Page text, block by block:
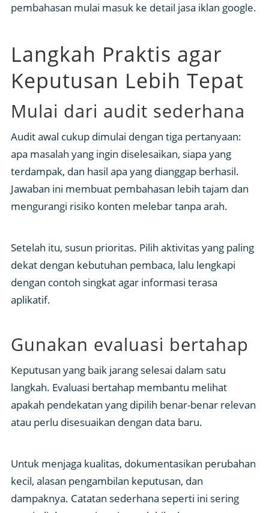
pembahasan mulai masuk ke detail jasa iklan google.
Langkah Praktis agar
Keputusan Lebih Tepat
Mulai dari audit sederhana
Audit awal cukup dimulai dengan tiga pertanyaan:
apa masalah yang ingin diselesaikan, siapa yang
terdampak, dan hasil apa yang dianggap berhasil.
Jawaban ini membuat pembahasan lebih tajam dan
mengurangi risiko konten melebar tanpa arah.
Setelah itu, susun prioritas. Pilih aktivitas yang paling
dekat dengan kebutuhan pembaca, lalu lengkapi
dengan contoh singkat agar informasi terasa
aplikatif.
Gunakan evaluasi bertahap
Keputusan yang baik jarang selesai dalam satu
langkah. Evaluasi bertahap membantu melihat
apakah pendekatan yang dipilih benar-benar relevan
atau perlu disesuaikan dengan data baru.
Untuk menjaga kualitas, dokumentasikan perubahan
kecil, alasan pengambilan keputusan, dan
dampaknya. Catatan sederhana seperti ini sering